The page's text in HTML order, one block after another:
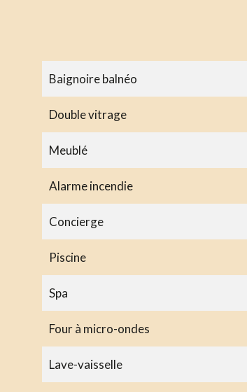
Baignoire balnéo
Double vitrage
Meublé
Alarme incendie
Concierge
Piscine
Spa
Four à micro-ondes
Lave-vaisselle